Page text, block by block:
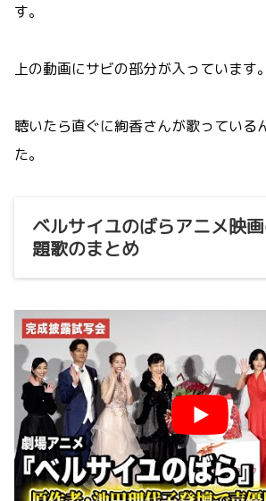
す。
上の動画にサビの部分が入っています。
聴いたら直ぐに絢香さんが歌っている
た。
ベルサイユのばらアニメ映
題歌のまとめ